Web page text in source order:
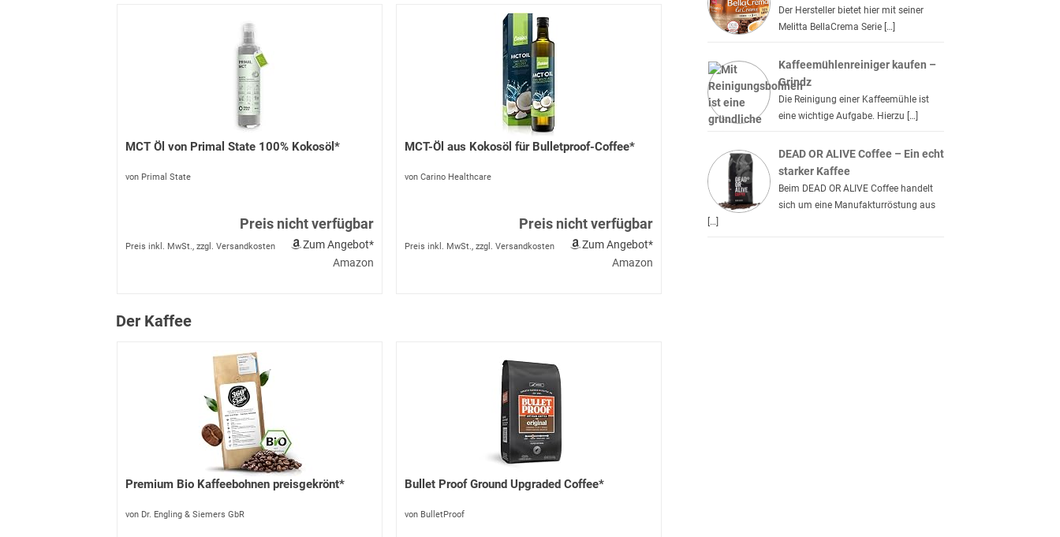
MCT Öl von Primal State 100% Kokosöl*
von Primal State
Preis nicht verfügbar
Zum Angebot*
Preis inkl. MwSt., zzgl. Versandkosten
Amazon
MCT-Öl aus Kokosöl für Bulletproof-Coffee*
von Carino Healthcare
Preis nicht verfügbar
Zum Angebot*
Preis inkl. MwSt., zzgl. Versandkosten
Amazon
Der Kaffee
Premium Bio Kaffeebohnen preisgekrönt*
von Dr. Engling & Siemers GbR
Bullet Proof Ground Upgraded Coffee*
von BulletProof
Der Hersteller bietet hier mit seiner
Melitta BellaCrema Serie […]
Kaffeemühlenreiniger kaufen –
Grindz
Die Reinigung einer Kaffeemühle ist
eine wichtige Aufgabe. Hierzu […]
DEAD OR ALIVE Coffee – Ein echt
starker Kaffee
Beim DEAD OR ALIVE Coffee handelt
sich um eine Manufakturröstung aus
[…]